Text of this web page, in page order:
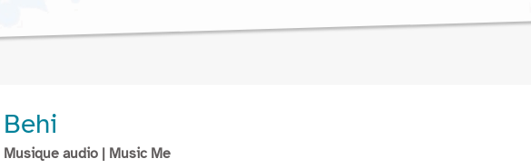
Behi
Musique audio | Music Me